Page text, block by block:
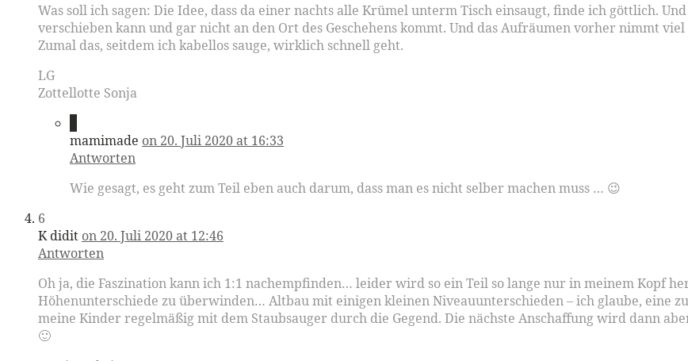
Was soll ich sagen: Die Idee, dass da einer nachts alle Krümel unterm Tisch einsaugt, finde ich göttlich.
verschieben kann und gar nicht an den Ort des Geschehens kommt. Und das Aufräumen vorher nimmt
Zumal das, seitdem ich kabellos sauge, wirklich schnell geht.
LG
Zottellotte Sonja
mamimade on 20. Juli 2020 at 16:33
Antworten
Wie gesagt, es geht zum Teil eben auch darum, dass man es nicht selber machen muss … 😉
6
K didit on 20. Juli 2020 at 12:46
Antworten
Oh ja, die Faszination kann ich 1:1 nachempfinden… leider wird so ein Teil so lange nur in meinem Kopf
Höhenunterschiede zu überwinden… Altbau mit einigen kleinen Niveauunterschieden – ich glaube, eine
meine Kinder regelmäßig mit dem Staubsauger durch die Gegend. Die nächste Anschaffung wird dann
🙂